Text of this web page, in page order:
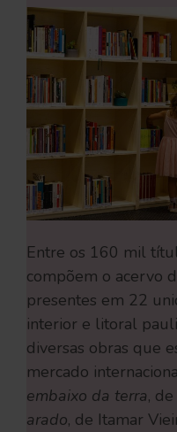
Entre os 160 mil
compõem o acervo
presentes em 22
interior e litoral
diversas obras que
mercado
embaixo da terra,
arado, de Itamar